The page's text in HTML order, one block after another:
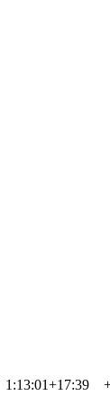
1:13:01+17:39